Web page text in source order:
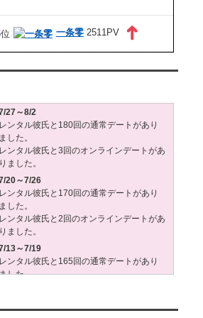
一条零2511PV
27～8/2
ンタル彼氏と180回の通常デートがあり
した。
ンタル彼氏と3回のオンラインデートがあ
ました。
20～7/26
ンタル彼氏と170回の通常デートがあり
した。
ンタル彼氏と2回のオンラインデートがあ
ました。
13～7/19
ンタル彼氏と165回の通常デートがあり
した。